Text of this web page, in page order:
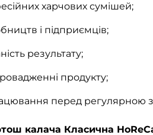
харчових сумішей;
і підприємців;
результату;
продукту;
перед регулярною
калача Класична